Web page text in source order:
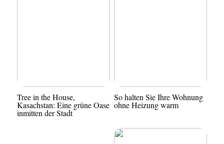
Tree in the House,
Kasachstan: Eine grüne Oase
inmitten der Stadt
So halten Sie Ihre Wohnung
ohne Heizung warm